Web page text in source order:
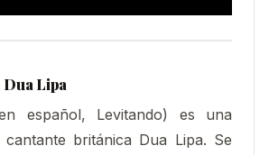
Dua Lipa
español, Levitando) es una
británica Dua Lipa. Se